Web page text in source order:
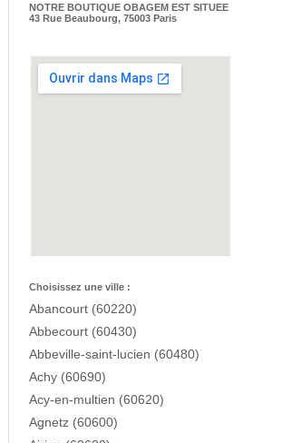
NOTRE BOUTIQUE OBAGEM EST SITUEE
43 Rue Beaubourg, 75003 Paris
Choisissez une ville :
Abancourt (60220)
Abbecourt (60430)
Abbeville-saint-lucien (60480)
Achy (60690)
Acy-en-multien (60620)
Agnetz (60600)